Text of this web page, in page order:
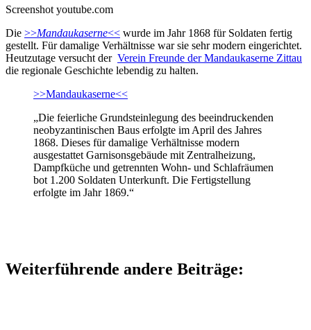
Screenshot youtube.com
Die >>Mandaukaserne<< wurde im Jahr 1868 für Soldaten fertig
gestellt. Für damalige Verhältnisse war sie sehr modern eingerichtet.
Heutzutage versucht der Verein Freunde der Mandaukaserne Zittau
die regionale Geschichte lebendig zu halten.
>>Mandaukaserne<<
„Die feierliche Grundsteinlegung des beeindruckenden
neobyzantinischen Baus erfolgte im April des Jahres
1868. Dieses für damalige Verhältnisse modern
ausgestattet Garnisonsgebäude mit Zentralheizung,
Dampfküche und getrennten Wohn- und Schlafräumen
bot 1.200 Soldaten Unterkunft. Die Fertigstellung
erfolgte im Jahr 1869.“
Weiterführende andere Beiträge: